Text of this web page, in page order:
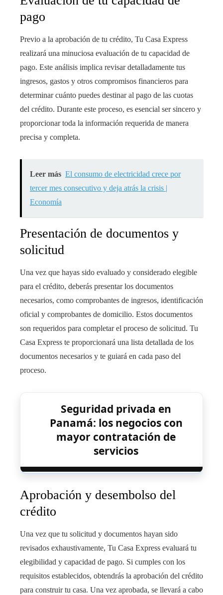
pago
Previo a la aprobación de tu crédito, Tu Casa Express
realizará una minuciosa evaluación de tu capacidad de
pago. Este análisis implica revisar detalladamente tus
ingresos, gastos y otros compromisos financieros para
determinar cuánto puedes destinar al pago de las cuotas
del crédito. Durante este proceso, es esencial ser sincero y
proporcionar toda la información requerida de manera
precisa y completa.
Leer más El consumo de electricidad crece por
tercer mes consecutivo y deja atrás la crisis |
Economía
Presentación de documentos y
solicitud
Una vez que hayas sido evaluado y considerado elegible
para el crédito, deberás presentar los documentos
necesarios, como comprobantes de ingresos, identificación
oficial y comprobantes de domicilio. Estos documentos
son requeridos para completar el proceso de solicitud. Tu
Casa Express te proporcionará una lista detallada de los
documentos necesarios y te guiará en cada paso del
proceso.
Seguridad privada en
Panamá: los negocios con
mayor contratación de
servicios
Aprobación y desembolso del
crédito
Una vez que tu solicitud y documentos hayan sido
revisados exhaustivamente, Tu Casa Express evaluará tu
elegibilidad y capacidad de pago. Si cumples con los
requisitos establecidos, obtendrás la aprobación del crédito
para construir tu casa. Una vez aprobada, se llevará a cabo